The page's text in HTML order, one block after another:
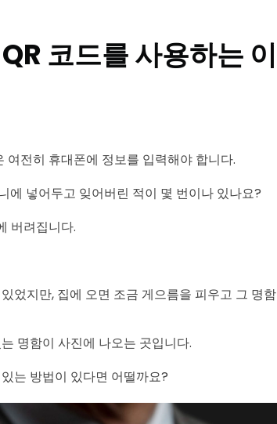
코드를 사용하는 이
전히 휴대폰에 정보를 입력해야 합니다.
에 넣어두고 잊어버린 적이 몇 번이나 있나요?
버려집니다.
었지만, 집에 오면 조금 게으름을 피우고 그 명함
명함이 사진에 나오는 곳입니다.
는 방법이 있다면 어떨까요?